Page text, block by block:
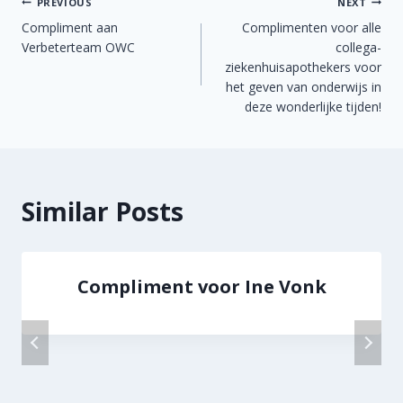
Berichtnavigatie
Compliment aan
Verbeterteam OWC
Complimenten voor alle
collega-
ziekenhuisapothekers voor
het geven van onderwijs in
deze wonderlijke tijden!
Similar Posts
Compliment voor Ine Vonk